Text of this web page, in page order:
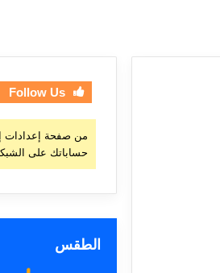
Follow Us
من صفحة إعدادات
حساباتك على
الطقس